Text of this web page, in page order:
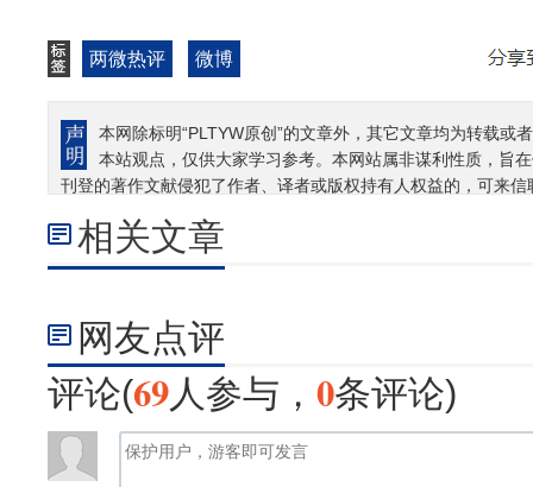
两微热评 微博
本网除标明“PLTYW原创”的文章外，其它文章均为转载
本站观点，仅供大家学习参考。本网站属非谋利性质，旨
刊登的著作文献侵犯了作者、译者或版权持有人权益的，可来
相关文章
网友点评
评论(69人参与， 0条评论)